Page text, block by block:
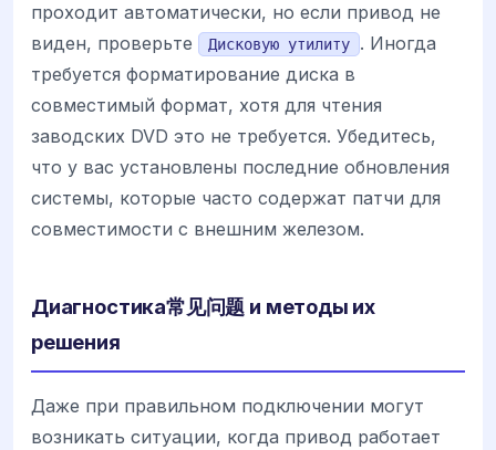
проходит автоматически, но если привод не
виден, проверьте
Дисковую утилиту
. Иногда
требуется форматирование диска в
совместимый формат, хотя для чтения
заводских DVD это не требуется. Убедитесь,
что у вас установлены последние обновления
системы, которые часто содержат патчи для
совместимости с внешним железом.
Диагностика常见问题 и методы их
решения
Даже при правильном подключении могут
возникать ситуации, когда привод работает